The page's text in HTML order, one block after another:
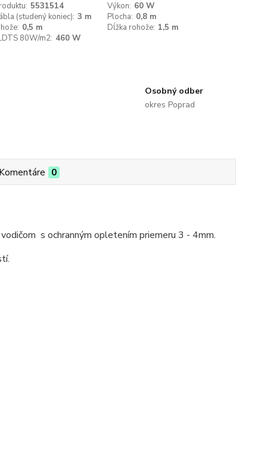
5531514 Výkon: 60 W
(studený koniec): 3 m Plocha: 0,8 m
0,5 m Dĺžka rohože: 1,5 m
80W/m2: 460 W
Osobný odber
okres Poprad
0
s ochranným opletením priemeru 3 - 4mm.